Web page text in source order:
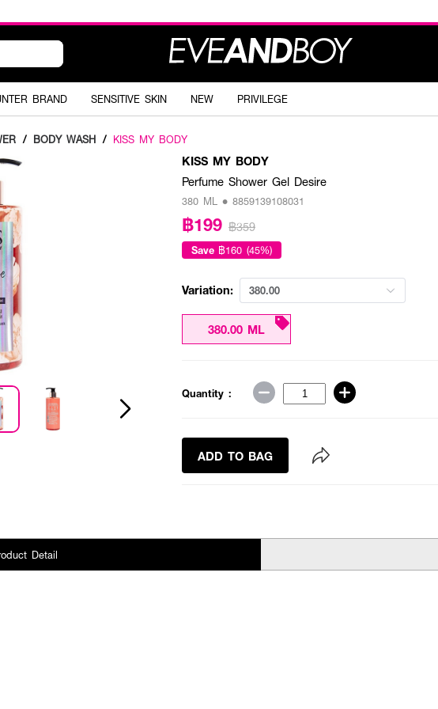
BRAND SENSITIVE SKIN NEW PRIVILEGE
/ BODY WASH / KISS MY BODY
KISS MY BODY
Perfume Shower Gel Desire
380 ML • 8859139108031
฿199 ฿359
Save ฿160 (45%)
Variation: 380.00
380.00 ML
Quantity :
ADD TO BAG
Detail